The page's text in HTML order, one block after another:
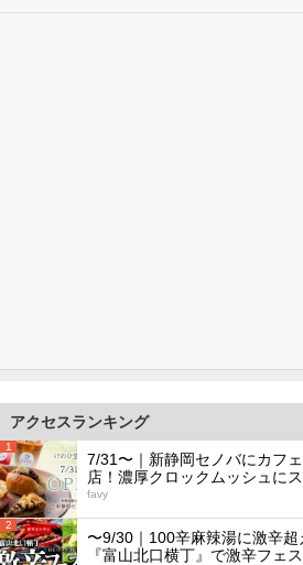
アクセスランキング
1
7/31〜｜新静岡セノバにカフ
店！濃厚クロックムッシュに
favy
2
〜9/30｜100辛麻辣湯に激辛超
『富山北口横丁』で激辛フェ